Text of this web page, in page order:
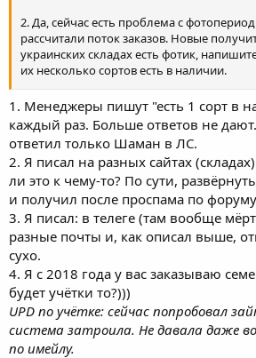
2. Да, сейчас есть проблема с
рассчитали поток заказов. Новые
украинских складах есть фотик,
их несколько сортов есть в наличии.
3. По опту, вы писали на почту
ответили? Вы звонили по номерам и вам
4. Если вы делали заказ, но не
учетной записи и не будет.
Менеджер уведомлен, с вами свяжутся.
1. Менеджеры пишут "есть 1 сорт в
каждый раз. Больше ответов не
ответил только Шаман в ЛС.
2. Я писал на разных сайтах
ли это к чему-то? По сути,
и получил после проспама по
3. Я писал: в телеге (там вообще
разные почты и, как описал выше,
сухо.
4. Я с 2018 года у вас заказываю
будет учётки то?)))
UPD по учётке: сейчас попробовал
система затроила. Не давала даже
по имейлу.